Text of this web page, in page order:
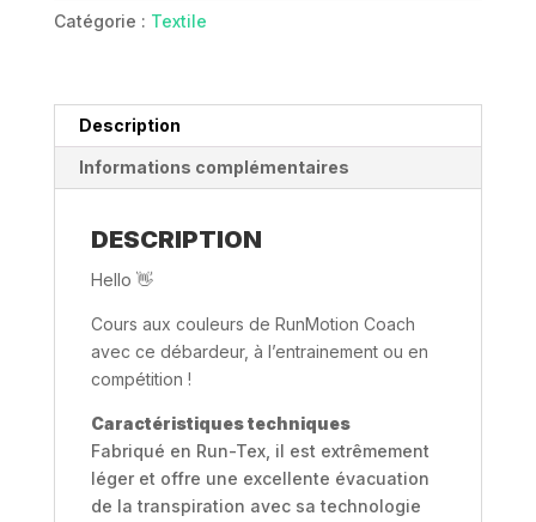
Catégorie : Textile
Description
Informations complémentaires
DESCRIPTION
Hello 👋
Cours aux couleurs de RunMotion Coach
avec ce débardeur, à l’entrainement ou en
compétition !
Caractéristiques techniques
Fabriqué en Run-Tex, il est extrêmement
léger et offre une excellente évacuation
de la transpiration avec sa technologie